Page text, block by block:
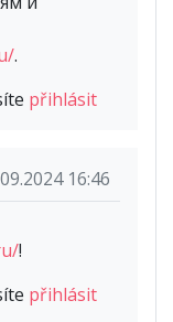
.
přihlásit
16:46
!
přihlásit